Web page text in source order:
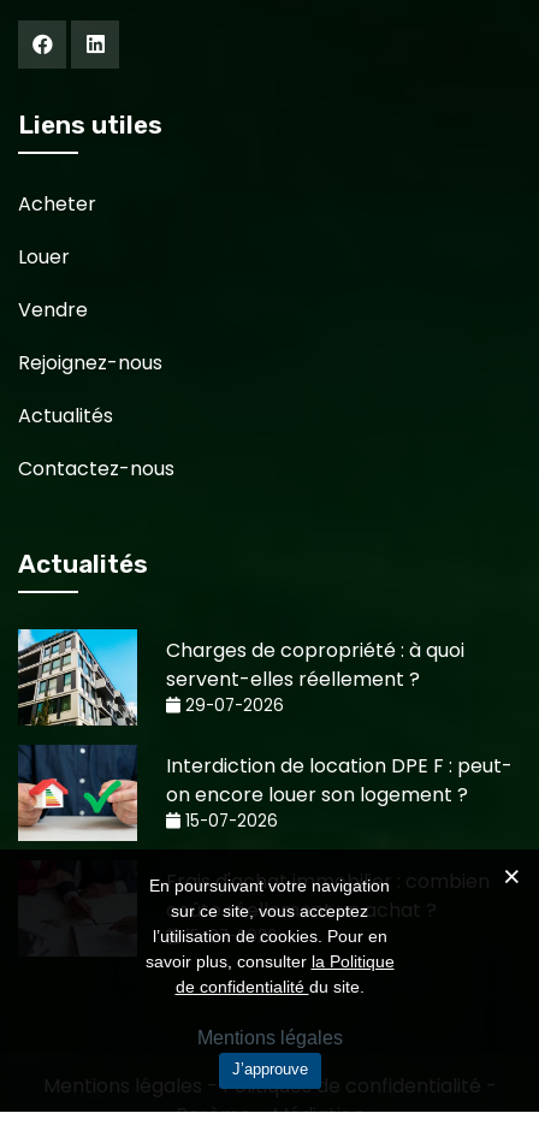
Liens utiles
Acheter
Louer
Vendre
Rejoignez-nous
Actualités
Contactez-nous
Actualités
Charges de copropriété : à quoi
servent-elles réellement ?
29-07-2026
Interdiction de location DPE F : peut-
on encore louer son logement ?
15-07-2026
Frais d'achat immobilier : combien
coûte réellement un achat ?
15-07-2026
-Politiques de confidentialité
-
Barème-Médiation
En poursuivant votre navigation
sur ce site, vous acceptez
l’utilisation de cookies. Pour en
savoir plus, consulter la Politique
de confidentialité du site.
Mentions légales
J’approuve